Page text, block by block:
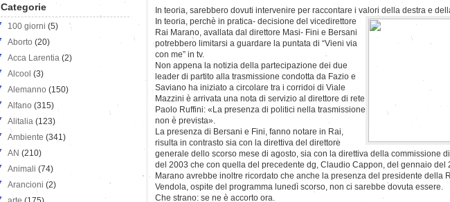
In teoria, sarebbero dovuti intervenire per raccontare i valori della destra e
In teoria, perchè in pratica- decisione del vicedirettore
Rai Marano, avallata dal direttore Masi- Fini e Bersani
potrebbero limitarsi a guardare la puntata di “Vieni via
con me” in tv.
Non appena la notizia della partecipazione dei due
leader di partito alla trasmissione condotta da Fazio e
Saviano ha iniziato a circolare tra i corridoi di Viale
Mazzini è arrivata una nota di servizio al direttore di rete
Paolo Ruffini: «La presenza di politici nella trasmissione
non è prevista».
La presenza di Bersani e Fini, fanno notare in Rai,
risulta in contrasto sia con la direttiva del direttore
generale dello scorso mese di agosto, sia con la direttiva della commissione
del 2003 che con quella del precedente dg, Claudio Cappon, del gennaio del
Marano avrebbe inoltre ricordato che anche la presenza del presidente della
Vendola, ospite del programma lunedì scorso, non ci sarebbe dovuta essere.
Che strano: se ne è accorto ora.
Categorie
100 giorni (5)
Aborto (20)
Acca Larentia (2)
Alcool (3)
Alemanno (150)
Alfano (315)
Alitalia (123)
Ambiente (341)
AN (210)
Animali (74)
Arancioni (2)